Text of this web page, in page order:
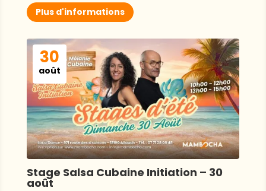
Plus d'informations
30
août
Stage Salsa Cubaine Initiation – 30
août